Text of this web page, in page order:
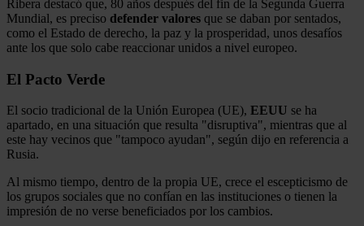
Ribera destacó que, 80 años después del fin de la Segunda Guerra
Mundial, es preciso defender valores que se daban por sentados,
como el Estado de derecho, la paz y la prosperidad, unos desafíos
ante los que solo cabe reaccionar unidos a nivel europeo.
El Pacto Verde
El socio tradicional de la Unión Europea (UE), EEUU se ha
apartado, en una situación que resulta "disruptiva", mientras que al
este hay vecinos que "tampoco ayudan", según dijo en referencia a
Rusia.
Al mismo tiempo, dentro de la propia UE, crece el escepticismo de
los grupos sociales que no confían en las instituciones o tienen la
impresión de no verse beneficiados por los cambios.